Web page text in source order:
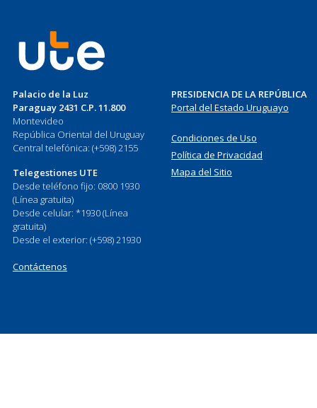
Palacio de la Luz
Paraguay 2431 C.P. 11.800
Montevideo
República Oriental del Uruguay
Central telefónica: (+598) 2155
Telegestiones UTE
Desde teléfono fijo: 0800 1930
(Línea gratuita)
Desde celular: *1930 (Línea
gratuita)
Desde el exterior: (+598) 21930
Contáctenos
PRESIDENCIA DE LA REPÚBLICA
Portal del Estado Uruguayo
Condiciones de Uso
Política de Privacidad
Mapa del Sitio